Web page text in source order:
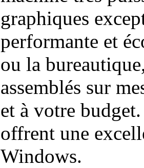
graphiques
performante et
ou la
assemblés sur
et à votre
offrent une
Windows.